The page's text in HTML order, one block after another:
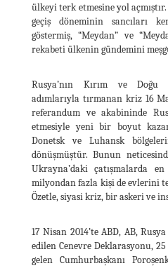
ülkeyi terk etmesine yol
geçiş döneminin sancıları
göstermiş, “Meydan” ve
rekabeti ülkenin gündemini
Rusya’nın Kırım ve Doğu
adımlarıyla tırmanan kriz 16
referandum ve akabininde
etmesiyle yeni bir boyut
Donetsk ve Luhansk
dönüşmüştür. Bunun
Ukrayna’daki çatışmalarda
milyondan fazla kişi de evlerini
Özetle, siyasi kriz, bir askeri ve
17 Nisan 2014’te ABD, AB,
edilen Cenevre Deklarasyonu, 25
gelen Cumhurbaşkanı